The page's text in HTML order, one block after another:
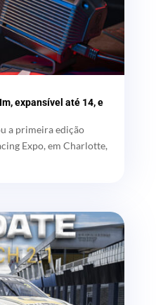
expansível até 14, e
a primeira edição
Expo, em Charlotte,